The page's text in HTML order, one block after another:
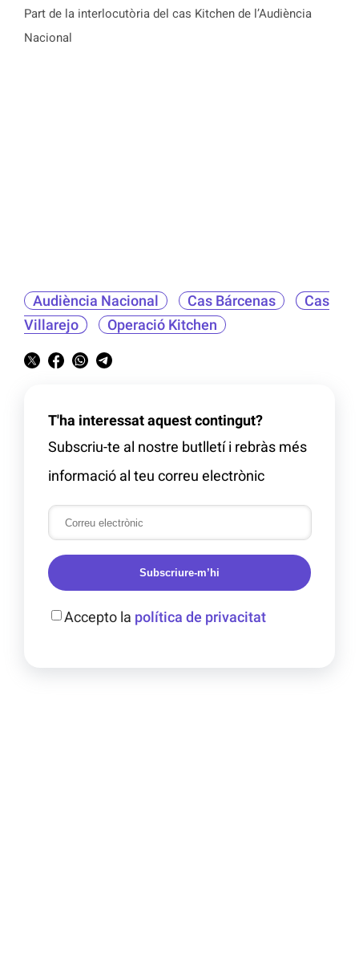
Part de la interlocutòria del cas Kitchen de l’Audiència
Nacional
Audiència Nacional Cas Bárcenas
Cas
Villarejo
Operació Kitchen
T'ha interessat aquest contingut?
Subscriu-te al nostre butlletí i rebràs més
informació al teu correu electrònic
Subscriure-m’hi
Accepto la política de privacitat